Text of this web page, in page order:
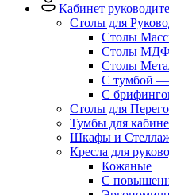
Кабинет
Столы для
Столы
Столы МДФ
Столы
С тумбой —
C
Столы для
Тумбы для
Шкафы и
Кресла для
Кожаные
С